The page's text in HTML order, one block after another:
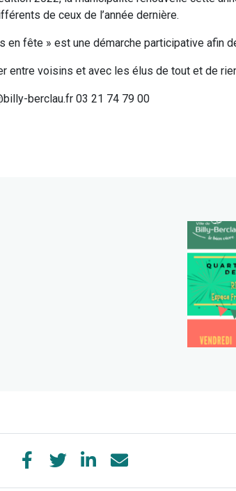
de ceux de l’année dernière.
en fête » est une démarche participative afin
entre voisins et avec les élus de tout et de
berclau.fr 03 21 74 79 00